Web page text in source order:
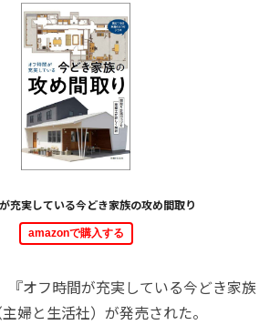
充実している今どき家族の攻め間取り
amazonで購入する
オフ時間が充実している今どき家族
婦と生活社）が発売された。